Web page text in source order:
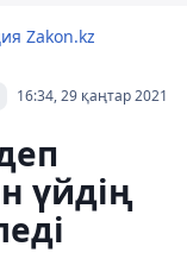
Zakon.kz
16:34, 29 қаңтар 2021
үйдің